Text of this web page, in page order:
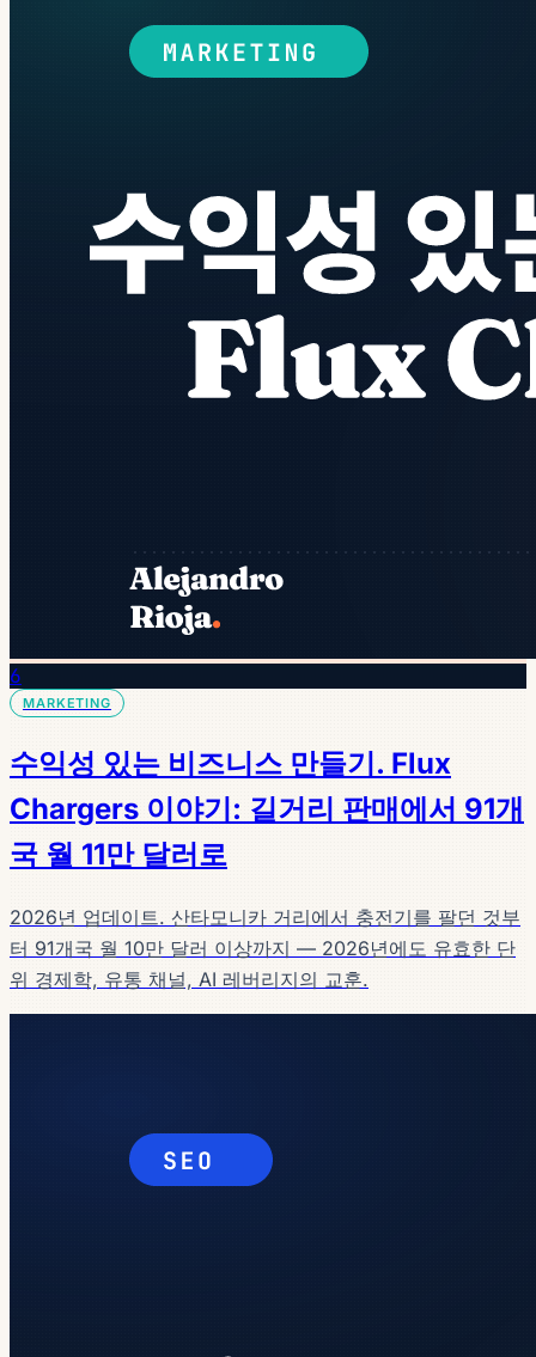
6
MARKETING
수익성 있는 비즈니스 만들기. Flux
Chargers 이야기: 길거리 판매에서 91개
국 월 11만 달러로
2026년 업데이트. 산타모니카 거리에서 충전기를 팔던 것부
터 91개국 월 10만 달러 이상까지 — 2026년에도 유효한 단
위 경제학, 유통 채널, AI 레버리지의 교훈.